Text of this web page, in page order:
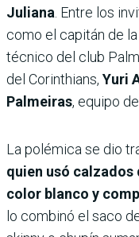
Juliana. Entre los
como el capitán de
técnico del club
del Corinthians, Yuri
Palmeiras, equipo
La polémica se dio
quien usó
color blanco y
lo combinó el saco